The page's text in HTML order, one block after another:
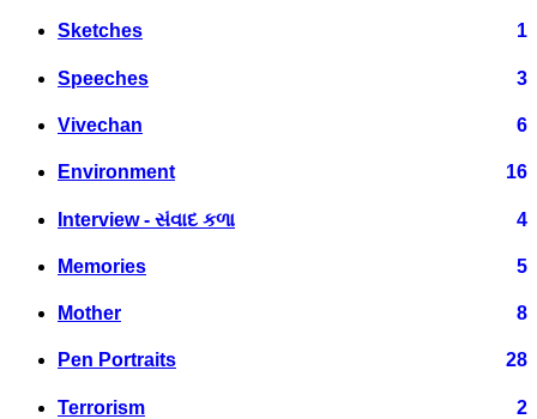
Sketches 1
Speeches 3
Vivechan 6
Environment 16
Interview - સંવાદ કળા 4
Memories 5
Mother 8
Pen Portraits 28
Terrorism 2